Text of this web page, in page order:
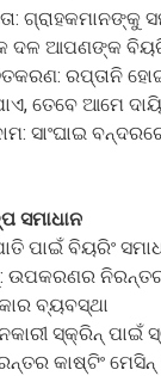
ଗ୍ରାହକମାନଙ୍କୁ
ଆପଣଙ୍କ
ରପ୍ତାନି
ତେବେ ଆମେ
ସାଂଘାଇ
ସମାଧାନ
ପାଇଁ ବିୟରିଂ
ଉପକରଣର ନିରନ୍ତର
ବ୍ୟବସ୍ଥା
ସ୍କ୍ରିନ୍ ପାଇଁ
କାଷ୍ଟିଂ